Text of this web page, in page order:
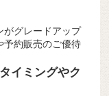
がグレードアップ
予約販売のご優待
イミングやク